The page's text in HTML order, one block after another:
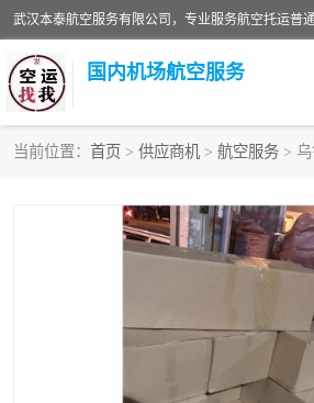
国内机场航空服务
当前位置： 首页 > 供应商机 > 航空服务 >